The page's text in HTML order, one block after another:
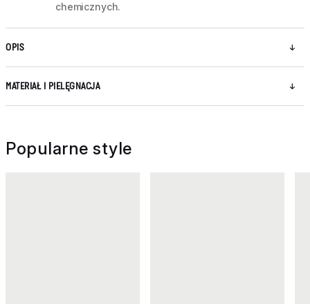
chemicznych.
OPIS
MATERIAŁ I PIELĘGNACJA
Popularne style